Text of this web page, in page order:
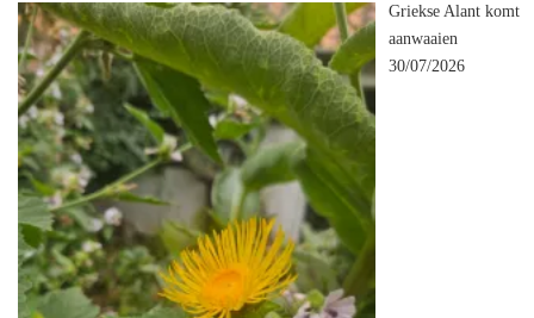
Griekse Alant komt
aanwaaien
30/07/2026